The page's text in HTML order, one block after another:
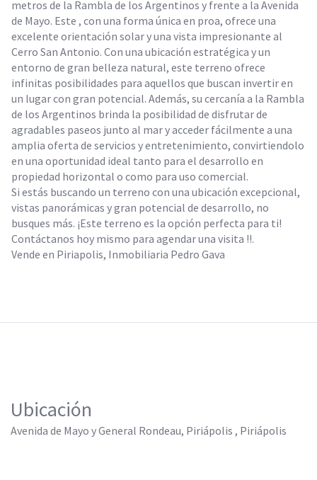
metros de la Rambla de los Argentinos y frente a la Avenida
de Mayo. Este , con una forma única en proa, ofrece una
excelente orientación solar y una vista impresionante al
Cerro San Antonio. Con una ubicación estratégica y un
entorno de gran belleza natural, este terreno ofrece
infinitas posibilidades para aquellos que buscan invertir en
un lugar con gran potencial. Además, su cercanía a la Rambla
de los Argentinos brinda la posibilidad de disfrutar de
agradables paseos junto al mar y acceder fácilmente a una
amplia oferta de servicios y entretenimiento, convirtiendolo
en una oportunidad ideal tanto para el desarrollo en
propiedad horizontal o como para uso comercial.
Si estás buscando un terreno con una ubicación excepcional,
vistas panorámicas y gran potencial de desarrollo, no
busques más. ¡Este terreno es la opción perfecta para ti!
Contáctanos hoy mismo para agendar una visita !!.
Vende en Piriapolis, Inmobiliaria Pedro Gava
Ubicación
Avenida de Mayo y General Rondeau, Piriápolis , Piriápolis